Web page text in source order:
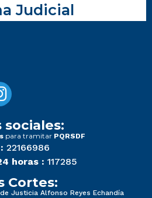
Judicial
sociales:
para tramitar PQRSDF
22166986
horas : 117285
Cortes:
Justicia Alfonso Reyes Echandía